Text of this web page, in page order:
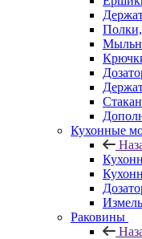
Полки,
Кухонные
Раковины